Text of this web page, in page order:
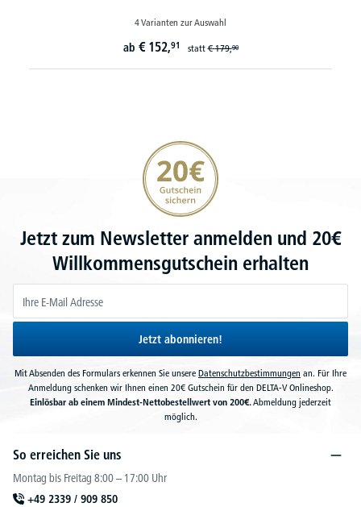
4 Varianten zur Auswahl
ab € 152,91 statt€ 179,90
20€ Gutschein sichern
Jetzt zum Newsletter anmelden und 20€
Willkommensgutschein erhalten
Jetzt abonnieren!
Mit Absenden des Formulars erkennen Sie unsere Datenschutzbestimmungen an. Für Ihre
Anmeldung schenken wir Ihnen einen 20€ Gutschein für den DELTA-V Onlineshop.
Einlösbar ab einem Mindest-Nettobestellwert von 200€.Abmeldung jederzeit
möglich.
So erreichen Sie uns
Montag bis Freitag 8:00 – 17:00 Uhr
+49 2339 / 909 850